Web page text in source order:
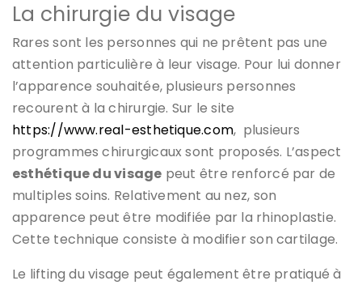
La chirurgie du visage
Rares sont les personnes qui ne prêtent pas une
attention particulière à leur visage. Pour lui donner
l’apparence souhaitée, plusieurs personnes
recourent à la chirurgie. Sur le site
https://www.real-esthetique.com, plusieurs
programmes chirurgicaux sont proposés. L’aspect
esthétique du visage peut être renforcé par de
multiples soins. Relativement au nez, son
apparence peut être modifiée par la rhinoplastie.
Cette technique consiste à modifier son cartilage.
Le lifting du visage peut également être pratiqué à